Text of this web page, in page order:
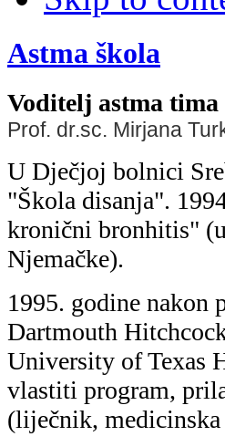
Astma škola
Voditelj astma tima
Prof. dr.sc. Mirjana
U Dječjoj bolnici
"Škola disanja".
kronični bronhitis"
Njemačke).
1995. godine nakon
Dartmouth
University of Texas
vlastiti program,
(liječnik, medicinska